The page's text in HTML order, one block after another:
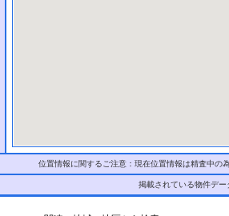
位置情報に関するご注意：現在位置情報は精査中の
掲載されている物件デ